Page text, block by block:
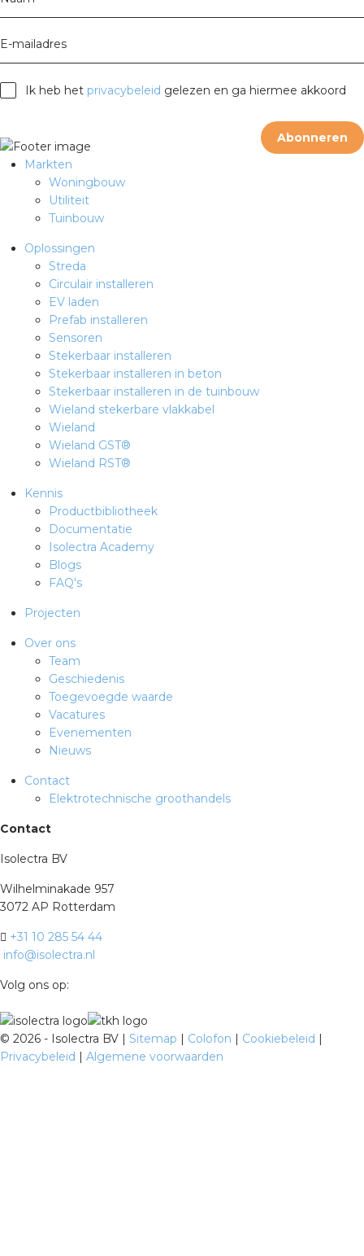
E-mailadres
Ik heb het privacybeleid gelezen en ga hiermee akkoord
Abonneren
waarde
groothandels
Markten
Woningbouw
Utiliteit
Tuinbouw
Oplossingen
Streda
Circulair installeren
EV laden
Prefab installeren
Sensoren
Stekerbaar installeren
Stekerbaar installeren in beton
Stekerbaar installeren in de tuinbouw
Wieland stekerbare vlakkabel
Wieland
Wieland GST®
Wieland RST®
Kennis
Productbibliotheek
Documentatie
Isolectra Academy
Blogs
FAQ's
Projecten
Over ons
Team
Geschiedenis
Toegevoegde waarde
Vacatures
Evenementen
Nieuws
Contact
Elektrotechnische groothandels
Contact
Isolectra BV
Wilhelminakade 957
3072 AP Rotterdam
+31 10 285 54 44
info@isolectra.nl
Volg ons op:
© 2026 - Isolectra BV | Sitemap | Colofon | Cookiebeleid |
Privacybeleid | Algemene voorwaarden